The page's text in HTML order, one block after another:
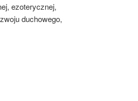
ezoterycznej,
duchowego,